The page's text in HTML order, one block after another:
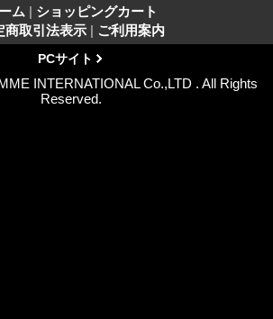
ム | ショッピングカート
商取引法表示 | ご利用案内
PCサイト
INTERNATIONAL Co.,LTD . All Rights
Reserved.